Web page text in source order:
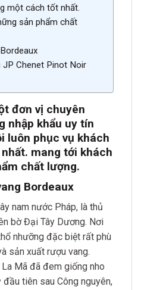
một cách tốt nhất.
sản phẩm chất
Chenet Pinot Noir
đơn vị chuyên
nhập khẩu uy tín
luôn phục vụ khách
ất. mang tới khách
chất lượng.
Bordeaux
nam nước Pháp, là thủ
bờ Đại Tây Dương. Nơi
nhưỡng đặc biệt rất phù
sản xuất rượu vang.
Mã đã đem giống nho
tiên sau Công nguyên,